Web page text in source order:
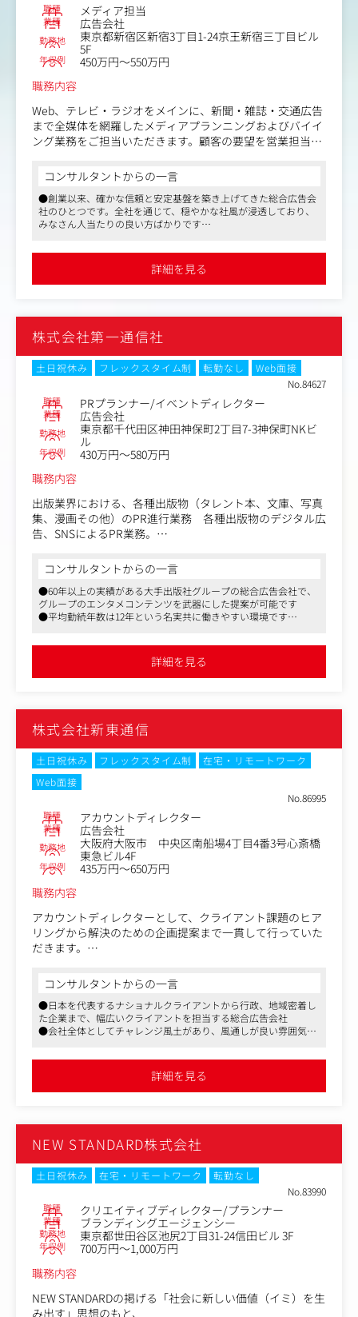
職種 メディア担当
業種 広告会社
勤務地
東京都新宿区新宿3丁目1-24京王新宿三丁目ビル
5F
年収例
450万円～550万円
職務内容
Web、テレビ・ラジオをメインに、新聞・雑誌・交通広告
まで全媒体を網羅したメディアプランニングおよびバイイ
ング業務をご担当いただきます。顧客の要望を営業担当と
作成・提案、プロジェクト管理全般をお任せ致します。
【詳細】
・Web広告の全体ディレクション（一部インハウス運用含
む）およびGoogle広告等のプラニング業務
け、スポット／タイムの交渉・管理。
・新聞、雑誌、交通・OOHなど、オフライン媒体を含めた
コンサルタントからの一言
●創業以来、確かな信頼と安定基盤を築き上げてきた総合広告会
社のひとつです。全社を通じて、穏やかな社風が浸透しており、
みなさん人当たりの良い方ばかりです
社内外のネットワークも幅広く、パートナーも多いため、仕事を
進めやすいことと思います
●老舗でありながら、デジタルやグローバル等の新しい取り組み
詳細を見る
株式会社第一通信社
土日祝休み フレックスタイム制 転勤なし
Web面接
No.84627
職種 PRプランナー/イベントディレクター
業種 広告会社
勤務地
東京都千代田区神田神保町2丁目7-3神保町NKビ
ル
年収例
430万円～580万円
職務内容
出版業界における、各種出版物（タレント本、文庫、写真
集、漫画その他）のPR進行業務 各種出版物のデジタル広
告、SNSによるPR業務。
用した展覧会、LIVEイベント、商品化企画の立案、制作。
コンサルタントからの一言
●60年以上の実績がある大手出版社グループの総合広告会社で、
グループのエンタメコンテンツを武器にした提案が可能です
●平均勤続年数は12年という名実共に働きやすい環境です
詳細を見る
株式会社新東通信
土日祝休み フレックスタイム制
在宅・リモートワーク
Web面接
No.86995
職種 アカウントディレクター
業種 広告会社
勤務地
大阪府大阪市 中央区南船場4丁目4番3号心斎橋
東急ビル4F
年収例
435万円～650万円
職務内容
アカウントディレクターとして、クライアント課題のヒア
リングから解決のための企画提案まで一貫して行っていた
だきます。
■業務内容
・不動産業界のクライアントの課題を考慮した提案や潜在
課題・ニーズの発見、提案。
・社内外のスタッフをまとめ、課題解決の戦略を練り、実
行。
マンションデベロッパーやハウスメーカーなど、不動産関
ただきます。)
コンサルタントからの一言
●日本を代表するナショナルクライアントから行政、地域密着し
た企業まで、幅広いクライアントを担当する総合広告会社
●会社全体としてチャレンジ風土があり、風通しが良い雰囲気で
援する上で福利厚生面も充実しています
詳細を見る
NEW STANDARD株式会社
土日祝休み 在宅・リモートワーク
転勤なし
No.83990
職種 クリエイティブディレクター/プランナー
業種 ブランディングエージェンシー
勤務地 東京都世田谷区池尻2丁目31-24信田ビル 3F
年収例
700万円～1,000万円
職務内容
NEW STANDARDの掲げる「社会に新しい価値（イミ）を生
み出す」思想のもと、